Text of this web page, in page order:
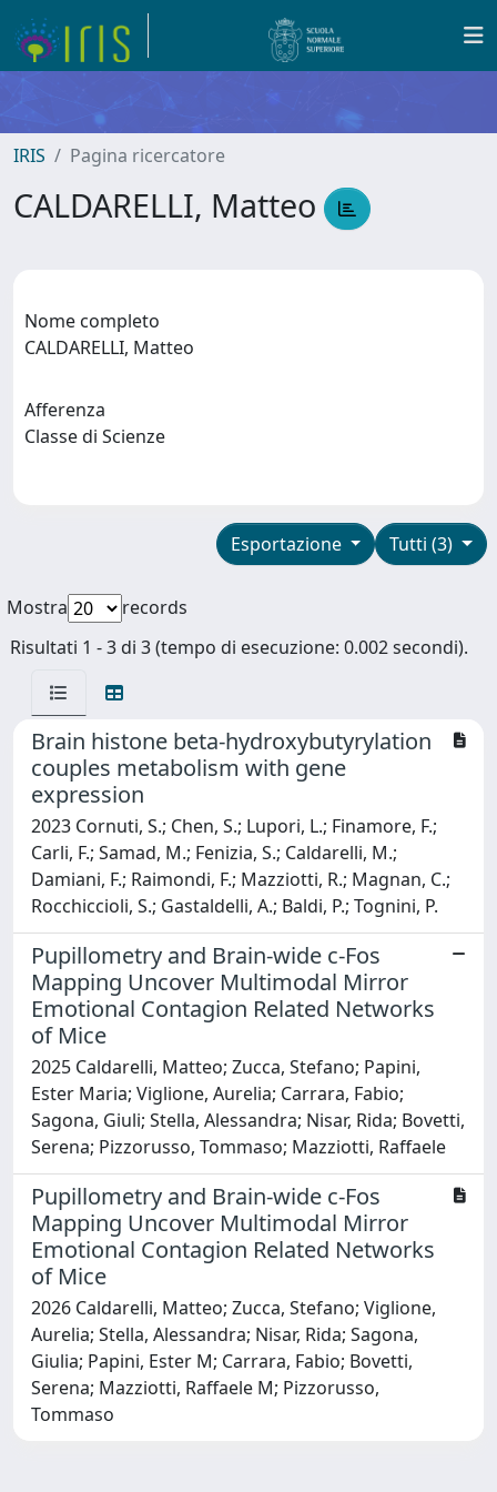
IRIS Pagina ricercatore
CALDARELLI, Matteo
Nome completo
CALDARELLI, Matteo
Afferenza
Classe di Scienze
Tutti (3)
Esportazione
Mostra
records
Risultati 1 - 3 di 3 (tempo di esecuzione: 0.002 secondi).
Brain histone beta-hydroxybutyrylation
couples metabolism with gene
expression
2023 Cornuti, S.; Chen, S.; Lupori, L.; Finamore, F.;
Carli, F.; Samad, M.; Fenizia, S.; Caldarelli, M.;
Damiani, F.; Raimondi, F.; Mazziotti, R.; Magnan, C.;
Rocchiccioli, S.; Gastaldelli, A.; Baldi, P.; Tognini, P.
Pupillometry and Brain-wide c-Fos
Mapping Uncover Multimodal Mirror
Emotional Contagion Related Networks
of Mice
2025 Caldarelli, Matteo; Zucca, Stefano; Papini,
Ester Maria; Viglione, Aurelia; Carrara, Fabio;
Sagona, Giuli; Stella, Alessandra; Nisar, Rida; Bovetti,
Serena; Pizzorusso, Tommaso; Mazziotti, Raffaele
Pupillometry and Brain-wide c-Fos
Mapping Uncover Multimodal Mirror
Emotional Contagion Related Networks
of Mice
2026 Caldarelli, Matteo; Zucca, Stefano; Viglione,
Aurelia; Stella, Alessandra; Nisar, Rida; Sagona,
Giulia; Papini, Ester M; Carrara, Fabio; Bovetti,
Serena; Mazziotti, Raffaele M; Pizzorusso,
Tommaso